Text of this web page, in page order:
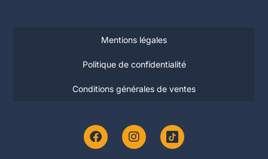
Mentions légales
Politique de confidentialité
Conditions générales de ventes